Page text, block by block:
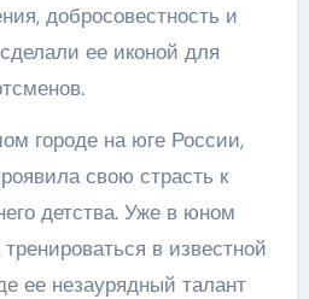
добросовестность и
ее иконой для
городе на юге России,
свою страсть к
детства. Уже в юном
в известной
ее незаурядный талант